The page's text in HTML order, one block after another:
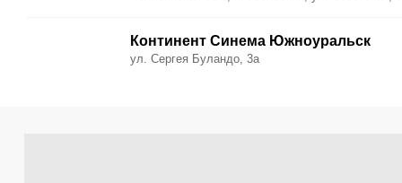
Континент Синема Южноуральск
ул. Сергея Буландо, 3а